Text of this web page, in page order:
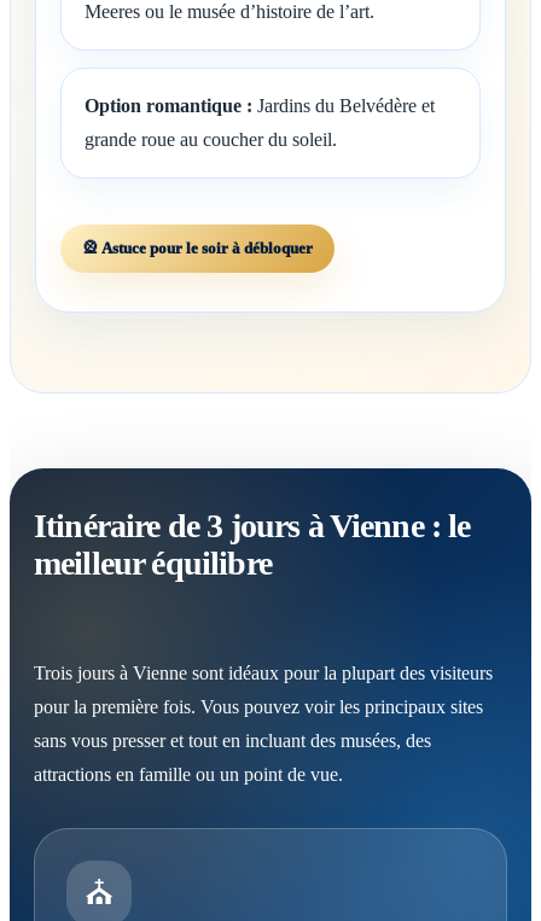
Meeres ou le musée d’histoire de l’art.
Option romantique : Jardins du Belvédère et
grande roue au coucher du soleil.
🎡 Astuce pour le soir à débloquer
Itinéraire de 3 jours à Vienne : le
meilleur équilibre
Trois jours à Vienne sont idéaux pour la plupart des visiteurs
pour la première fois. Vous pouvez voir les principaux sites
sans vous presser et tout en incluant des musées, des
attractions en famille ou un point de vue.
⛪